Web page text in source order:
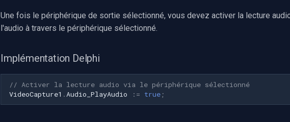
Une fois le périphérique de sortie sélectionné, vous devez activer la lecture
l'audio à travers le périphérique sélectionné.
Implémentation Delphi
// Activer la lecture audio via le périphérique sélectionné
VideoCapture1 . Audio_PlayAudio := true ;